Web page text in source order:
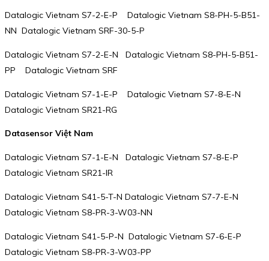
Datalogic Vietnam S7-2-E-P Datalogic Vietnam S8-PH-5-B51-
NN Datalogic Vietnam SRF-30-5-P
Datalogic Vietnam S7-2-E-N Datalogic Vietnam S8-PH-5-B51-
PP Datalogic Vietnam SRF
Datalogic Vietnam S7-1-E-P Datalogic Vietnam S7-8-E-N
Datalogic Vietnam SR21-RG
Datasensor Việt Nam
Datalogic Vietnam S7-1-E-N Datalogic Vietnam S7-8-E-P
Datalogic Vietnam SR21-IR
Datalogic Vietnam S41-5-T-N Datalogic Vietnam S7-7-E-N
Datalogic Vietnam S8-PR-3-W03-NN
Datalogic Vietnam S41-5-P-N Datalogic Vietnam S7-6-E-P
Datalogic Vietnam S8-PR-3-W03-PP